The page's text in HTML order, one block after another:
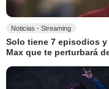
Noticias - Streaming
Solo tiene 7 episodios
Max que te perturbará